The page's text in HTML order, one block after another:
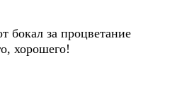
бокал за процветание
хорошего!